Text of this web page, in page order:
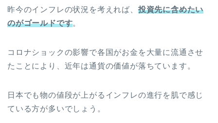
昨今のインフレの状況を考えれば、 投資先に含めたい
のがゴールドです。
コロナショックの影響で各国がお金を大量に流通させ
たことにより、近年は通貨の価値が落ちています。
日本でも物の値段が上がるインフレの進行を肌で感じ
ている方が多いでしょう。